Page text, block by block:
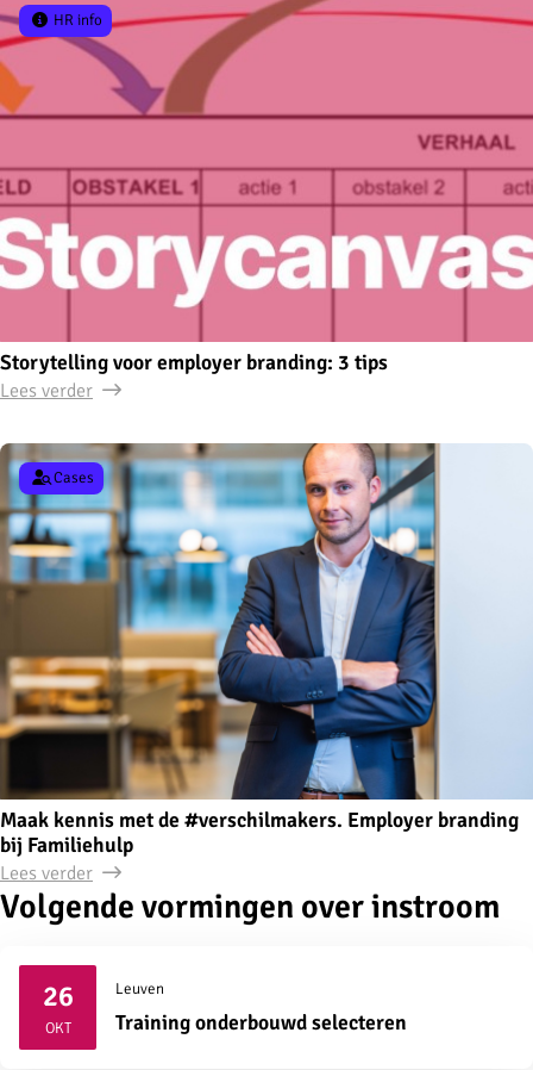
Storytelling voor employer branding: 3 tips
HR info
Lees verder
Maak kennis met de #verschilmakers. Employer branding
bij Familiehulp
Cases
Lees verder
Volgende vormingen over instroom
26
OKT2026
Leuven
Training onderbouwd selecteren